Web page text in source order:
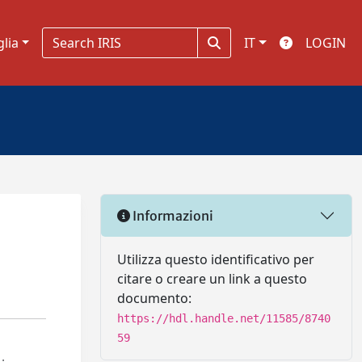
IT LOGIN
Informazioni
Utilizza questo identificativo per
citare o creare un link a questo
documento:
https://hdl.handle.net/11585/8740
59